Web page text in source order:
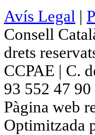
Avís Legal |
Consell
drets
CCPAE | C.
93 552 47 90
Pàgina web
Optimitzada